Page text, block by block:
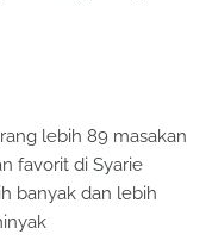
lebih 89 masakan
favorit di Syarie
banyak dan lebih